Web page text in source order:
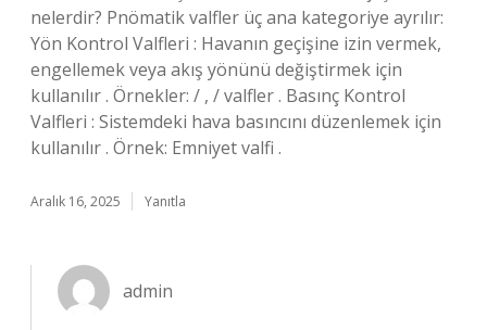
nelerdir? Pnömatik valfler üç ana kategoriye ayrılır:
Yön Kontrol Valfleri : Havanın geçişine izin vermek,
engellemek veya akış yönünü değiştirmek için
kullanılır . Örnekler: / , / valfler . Basınç Kontrol
Valfleri : Sistemdeki hava basıncını düzenlemek için
kullanılır . Örnek: Emniyet valfi .
Aralık 16, 2025 Yanıtla
admin